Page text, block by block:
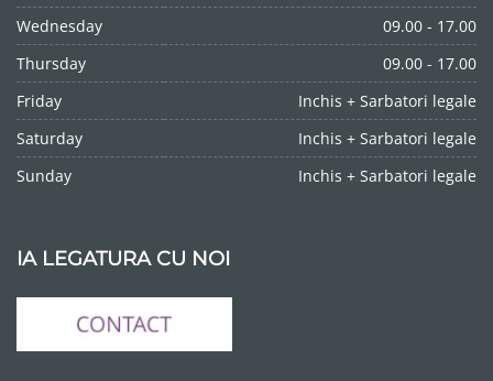
Wednesday
09.00 - 17.00
Thursday
09.00 - 17.00
Friday
Inchis + Sarbatori legale
Saturday
Inchis + Sarbatori legale
Sunday
Inchis + Sarbatori legale
IA LEGATURA CU NOI